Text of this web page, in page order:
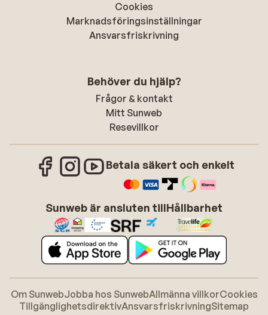
Cookies
Marknadsföringsinställningar
Ansvarsfriskrivning
Behöver du hjälp?
Frågor & kontakt
Mitt Sunweb
Resevillkor
Betala säkert och enkelt
Sunweb är ansluten tillHållbarhet
Om SunwebJobba hos SunwebAllmänna villkorCookies
TillgänglighetsdirektivAnsvarsfriskrivningSitemap